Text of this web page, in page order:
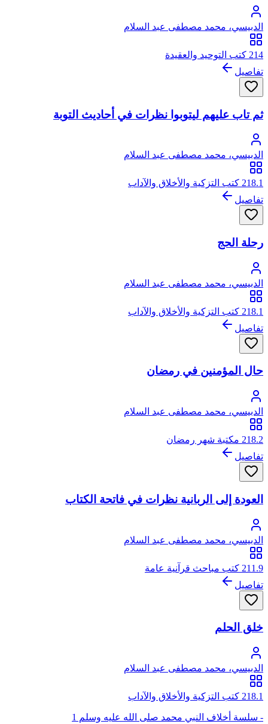
الدبيسي، محمد مصطفى عبد السلام
214 كتب التوحيد والعقيدة
تفاصيل
ثم تاب عليهم ليتوبوا نظرات في أحاديث التوبة
الدبيسي، محمد مصطفى عبد السلام
218.1 كتب التزكية والأخلاق والآداب
تفاصيل
رحلة الحج
الدبيسي، محمد مصطفى عبد السلام
218.1 كتب التزكية والأخلاق والآداب
تفاصيل
حال المؤمنين في رمضان
الدبيسي، محمد مصطفى عبد السلام
218.2 مكتبة شهر رمضان
تفاصيل
العودة إلى الربانية نظرات في فاتحة الكتاب
الدبيسي، محمد مصطفى عبد السلام
211.9 كتب مباحث قرآنية عامة
تفاصيل
خلق الحلم
الدبيسي، محمد مصطفى عبد السلام
218.1 كتب التزكية والأخلاق والآداب
- سلسة أخلاف النبي محمد صلى الله عليه وسلم 1